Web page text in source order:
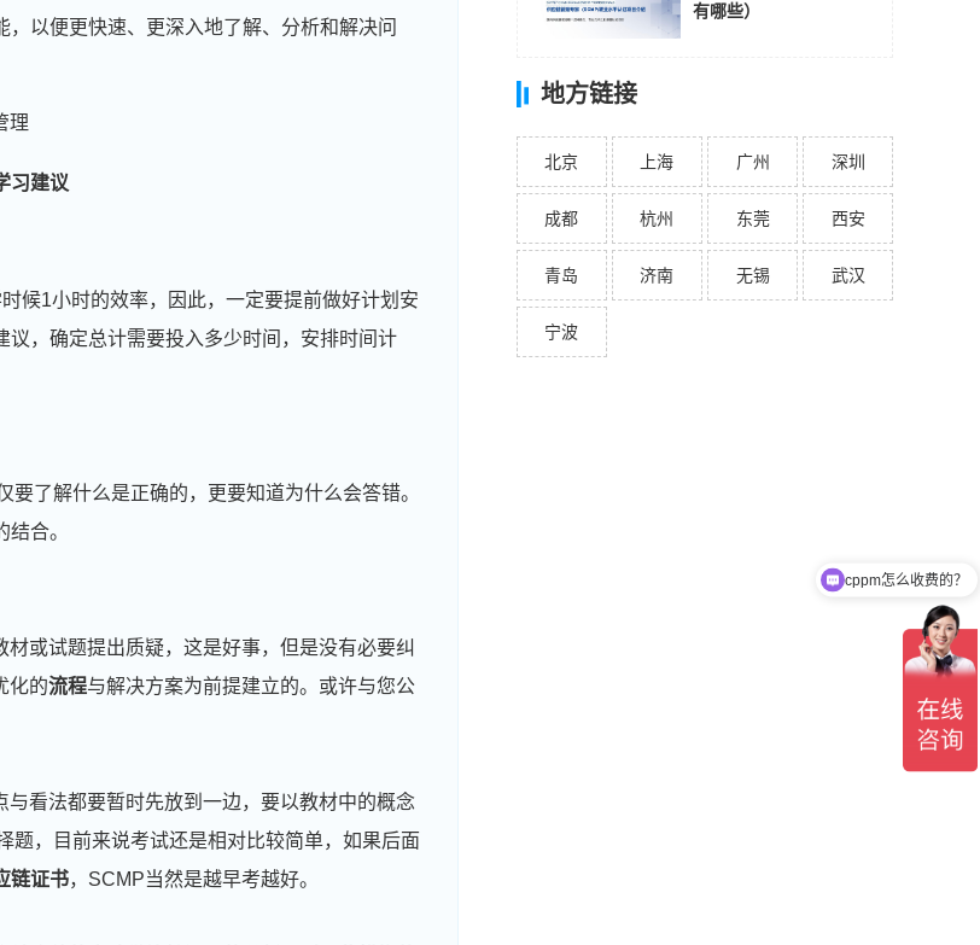
以便更快速、更深入地了解、分析和解决问
习建议
候1小时的效率，因此，一定要提前做好计划安
，确定总计需要投入多少时间，安排时间计
了解什么是正确的，更要知道为什么会答错。
合。
材或试题提出质疑，这是好事，但是没有必要纠
化的流程与解决方案为前提建立的。或许与您公
看法都要暂时先放到一边，要以教材中的概念
题，目前来说考试还是相对比较简单，如果后面
链证书，SCMP当然是越早考越好。
有哪些）
地方链接
北京 上海 广州 深圳
成都 杭州 东莞 西安
青岛 济南 无锡 武汉
宁波
cppm怎么收费的？